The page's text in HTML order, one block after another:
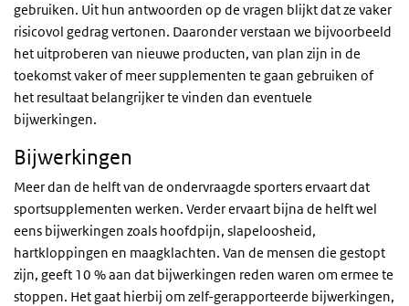
gebruiken. Uit hun antwoorden op de vragen blijkt dat ze vaker
risicovol gedrag vertonen. Daaronder verstaan we bijvoorbeeld
het uitproberen van nieuwe producten, van plan zijn in de
toekomst vaker of meer supplementen te gaan gebruiken of
het resultaat belangrijker te vinden dan eventuele
bijwerkingen.
Bijwerkingen
Meer dan de helft van de ondervraagde sporters ervaart dat
sportsupplementen werken. Verder ervaart bijna de helft wel
eens bijwerkingen zoals hoofdpijn, slapeloosheid,
hartkloppingen en maagklachten. Van de mensen die gestopt
zijn, geeft 10 % aan dat bijwerkingen reden waren om ermee te
stoppen. Het gaat hierbij om zelf-gerapporteerde bijwerkingen,